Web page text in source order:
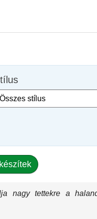
nagy tettekre a